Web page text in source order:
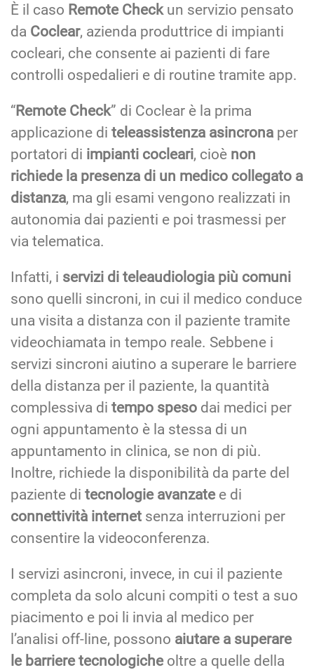
È il caso Remote Checkun servizio pensato
da Coclear, azienda produttrice di impianti
cocleari, che consente ai pazienti di fare
controlli ospedalieri e di routine tramite app.
“Remote Check” di Coclear è la prima
applicazione di teleassistenza asincrona per
portatori di impianti cocleari, cioè non
richiede la presenza di un medico collegato a
distanza, ma gli esami vengono realizzati in
autonomia dai pazienti e poi trasmessi per
via telematica.
Infatti, i servizi di teleaudiologia più comuni
sono quelli sincroni, in cui il medico conduce
una visita a distanza con il paziente tramite
videochiamata in tempo reale. Sebbene i
servizi sincroni aiutino a superare le barriere
della distanza per il paziente, la quantità
complessiva di tempo speso dai medici per
ogni appuntamento è la stessa di un
appuntamento in clinica, se non di più.
Inoltre, richiede la disponibilità da parte del
paziente di tecnologie avanzatee di
connettività internet senza interruzioni per
consentire la videoconferenza.
I servizi asincroni, invece, in cui il paziente
completa da solo alcuni compiti o test a suo
piacimento e poi li invia al medico per
l’analisi off-line, possono aiutare a superare
le barriere tecnologicheoltre a quelle della